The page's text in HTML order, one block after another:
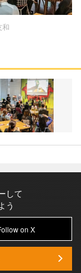
和
して
う
on X